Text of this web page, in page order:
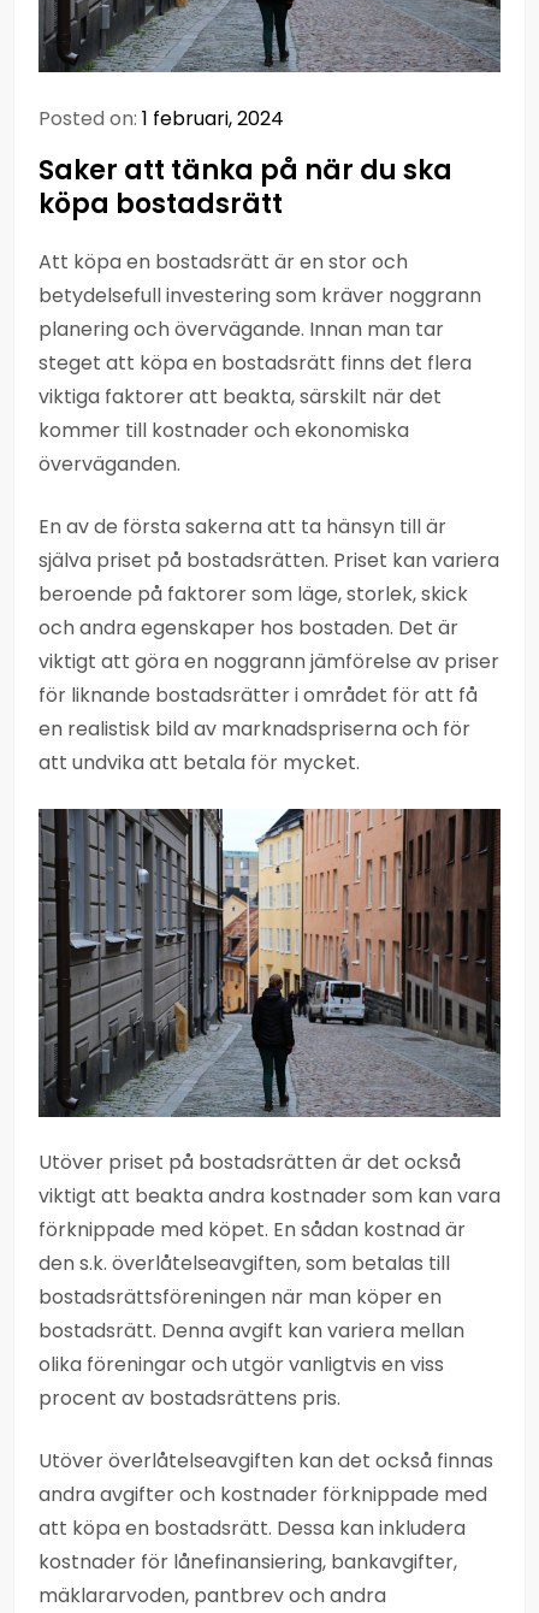
Posted on: 1 februari, 2024
Saker att tänka på när du ska
köpa bostadsrätt
Att köpa en bostadsrätt är en stor och
betydelsefull investering som kräver noggrann
planering och övervägande. Innan man tar
steget att köpa en bostadsrätt finns det flera
viktiga faktorer att beakta, särskilt när det
kommer till kostnader och ekonomiska
överväganden.
En av de första sakerna att ta hänsyn till är
själva priset på bostadsrätten. Priset kan variera
beroende på faktorer som läge, storlek, skick
och andra egenskaper hos bostaden. Det är
viktigt att göra en noggrann jämförelse av priser
för liknande bostadsrätter i området för att få
en realistisk bild av marknadspriserna och för
att undvika att betala för mycket.
Utöver priset på bostadsrätten är det också
viktigt att beakta andra kostnader som kan vara
förknippade med köpet. En sådan kostnad är
den s.k. överlåtelseavgiften, som betalas till
bostadsrättsföreningen när man köper en
bostadsrätt. Denna avgift kan variera mellan
olika föreningar och utgör vanligtvis en viss
procent av bostadsrättens pris.
Utöver överlåtelseavgiften kan det också finnas
andra avgifter och kostnader förknippade med
att köpa en bostadsrätt. Dessa kan inkludera
kostnader för lånefinansiering, bankavgifter,
mäklararvoden, pantbrev och andra